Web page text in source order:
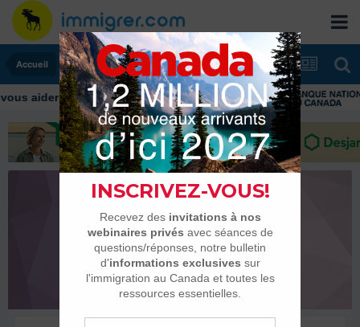
Accueil
aider tout au long de votre transition
Jo&Emi
Membres